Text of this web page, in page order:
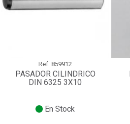
Ref. 859912
PASADOR CILINDRICO
DIN 6325 3X10
En Stock